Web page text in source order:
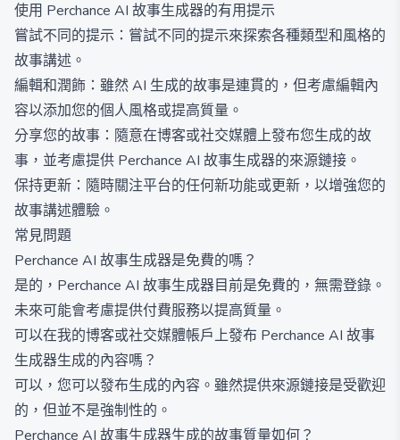
使用 Perchance AI 故事生成器的有用提示
嘗試不同的提示：嘗試不同的提示來探索各種類型和風格的
故事講述。
編輯和潤飾：雖然 AI 生成的故事是連貫的，但考慮編輯內
容以添加您的個人風格或提高質量。
分享您的故事：隨意在博客或社交媒體上發布您生成的故
事，並考慮提供 Perchance AI 故事生成器的來源鏈接。
保持更新：隨時關注平台的任何新功能或更新，以增強您的
故事講述體驗。
常見問題
Perchance AI 故事生成器是免費的嗎？
是的，Perchance AI 故事生成器目前是免費的，無需登錄。
未來可能會考慮提供付費服務以提高質量。
可以在我的博客或社交媒體帳戶上發布 Perchance AI 故事
生成器生成的內容嗎？
可以，您可以發布生成的內容。雖然提供來源鏈接是受歡迎
的，但並不是強制性的。
Perchance AI 故事生成器生成的故事質量如何？